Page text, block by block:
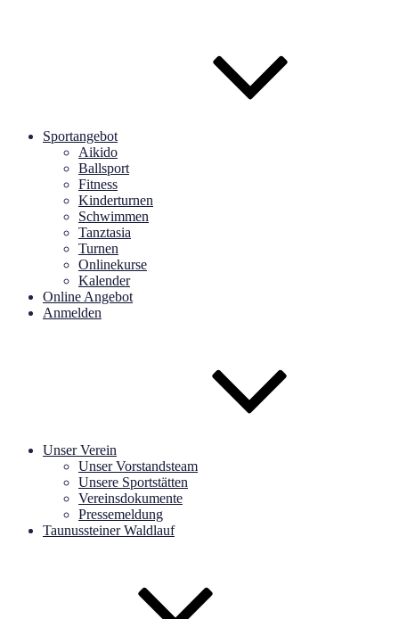
Sportangebot
Aikido
Ballsport
Fitness
Kinderturnen
Schwimmen
Tanztasia
Turnen
Onlinekurse
Kalender
Online Angebot
Anmelden
Unser Verein
Unser Vorstandsteam
Unsere Sportstätten
Vereinsdokumente
Pressemeldung
Taunussteiner Waldlauf